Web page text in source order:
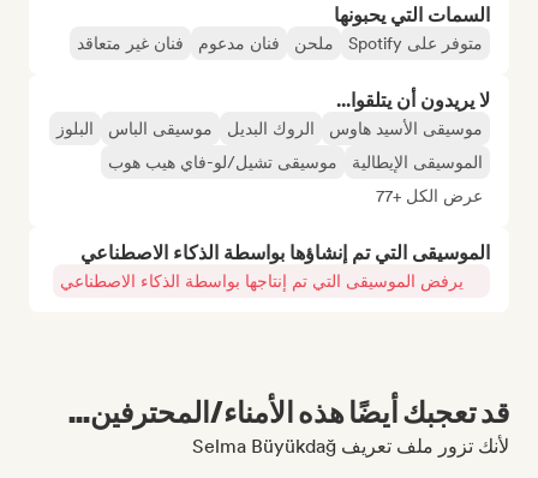
السمات التي يحبونها
متوفر على Spotify ملحن فنان مدعوم فنان غير متعاقد
لا يريدون أن يتلقوا...
موسيقى الأسيد هاوس الروك البديل موسيقى الباس
البلوز
الموسيقى الإيطالية
موسيقى تشيل/لو-فاي هيب هوب
عرض الكل +77
الموسيقى التي تم إنشاؤها بواسطة الذكاء الاصطناعي
يرفض الموسيقى التي تم إنتاجها بواسطة الذكاء الاصطناعي
قد تعجبك أيضًا هذه الأمناء/المحترفين...
لأنك تزور ملف تعريف Selma Büyükdağ